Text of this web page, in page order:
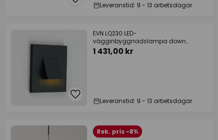
Leveranstid: 9 - 13 arbetsdagar
EVN LQ230 LED-
vägginbyggnadslampa down
antracit
1 431,00 kr
Leveranstid: 9 - 13 arbetsdagar
Rek. pris -8%